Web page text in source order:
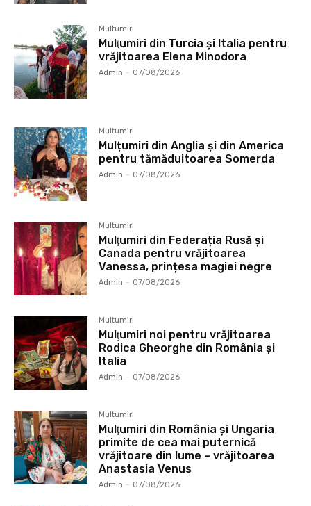
Multumiri
Mulţumiri din Turcia și Italia pentru
vrăjitoarea Elena Minodora
Admin - 07/08/2026
Multumiri
Mulțumiri din Anglia și din America
pentru tămăduitoarea Somerda
Admin - 07/08/2026
Multumiri
Mulţumiri din Federația Rusă și
Canada pentru vrăjitoarea
Vanessa, prințesa magiei negre
Admin - 07/08/2026
Multumiri
Mulţumiri noi pentru vrăjitoarea
Rodica Gheorghe din România și
Italia
Admin - 07/08/2026
Multumiri
Mulţumiri din România și Ungaria
primite de cea mai puternică
vrăjitoare din lume – vrăjitoarea
Anastasia Venus
Admin - 07/08/2026